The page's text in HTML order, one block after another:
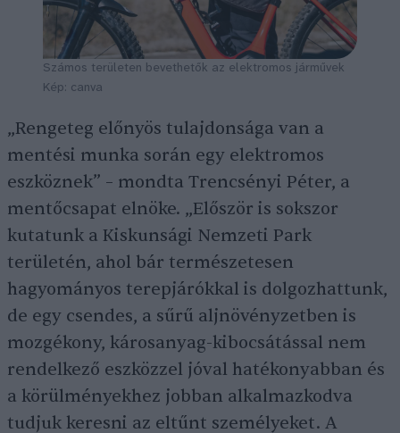
Számos területen bevethetők az elektromos járművek
Kép: canva
„Rengeteg előnyös tulajdonsága van a
mentési munka során egy elektromos
eszköznek” – mondta Trencsényi Péter, a
mentőcsapat elnöke. „Először is sokszor
kutatunk a Kiskunsági Nemzeti Park
területén, ahol bár természetesen
hagyományos terepjárókkal is dolgozhattunk,
de egy csendes, a sűrű aljnövényzetben is
mozgékony, károsanyag-kibocsátással nem
rendelkező eszközzel jóval hatékonyabban és
a körülményekhez jobban alkalmazkodva
tudjuk keresni az eltűnt személyeket. A